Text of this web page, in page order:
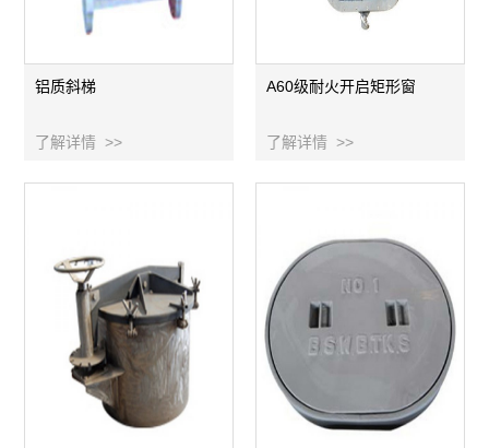
铝质斜梯
了解详情 >>
A60级耐火开启矩形窗
了解详情 >>